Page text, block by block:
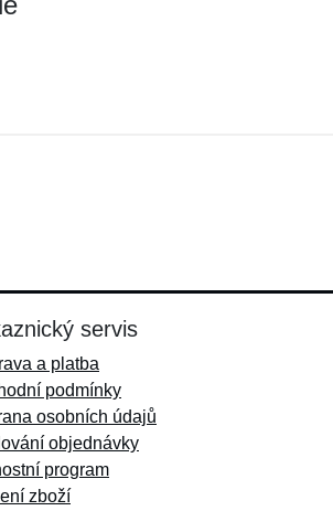
servis
a platba
podmínky
osobních údajů
objednávky
program
zboží